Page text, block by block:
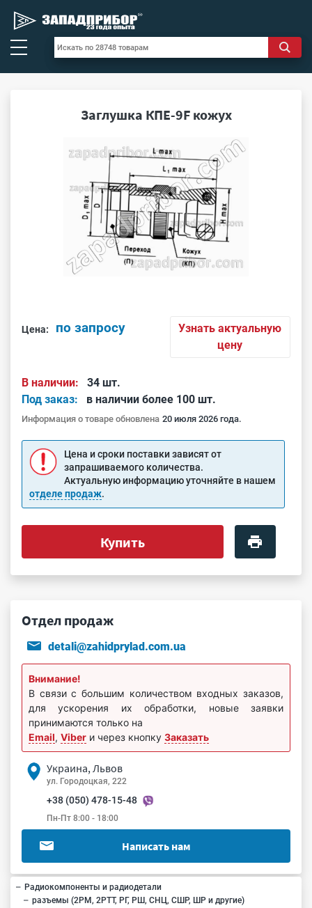
Заглушка КПЕ-9F кожух
Цена: по запросу
Узнать актуальную
цену
В наличии:
34 шт.
Под заказ:
в наличии более 100 шт.
Информация о товаре обновлена 20 июля 2026 года.
Цена и сроки поставки зависят от
запрашиваемого количества.
Актуальную информацию уточняйте в нашем
отделе продаж.
Купить
Отдел продаж
detali@zahidprylad.com.ua
Внимание!
В связи с большим количеством входных заказов,
для ускорения их обработки, новые заявки
принимаются только на
Email, Viber и через кнопку Заказать
Украина, Львов
ул. Городоцкая, 222
+38 (050) 478-15-48
Пн-Пт 8:00 - 18:00
Написать нам
Радиокомпоненты и радиодетали
разъемы (2РМ, 2РТТ, РГ, РШ, СНЦ, СШР, ШР и другие)